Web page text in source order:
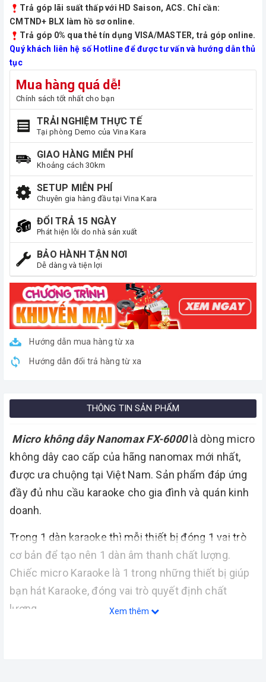
Trả góp lãi suất thấp với HD Saison, ACS. Chỉ cần:
CMTND+ BLX làm hồ sơ online.
Trả góp 0% qua thẻ tín dụng VISA/MASTER, trả góp online.
Quý khách liên hệ số Hotline để được tư vấn và hướng dẫn thủ
tục
Mua hàng quá dễ!
Chính sách tốt nhất cho bạn
TRẢI NGHIỆM THỰC TẾ
Tại phòng Demo của Vina Kara
GIAO HÀNG MIỄN PHÍ
Khoảng cách 30km
SETUP MIỄN PHÍ
Chuyên gia hàng đầu tại Vina Kara
ĐỔI TRẢ 15 NGÀY
Phát hiện lỗi do nhà sản xuất
BẢO HÀNH TẬN NƠI
Dễ dàng và tiện lợi
Hướng dẫn mua hàng từ xa
Hướng dẫn đổi trả hàng từ xa
THÔNG TIN SẢN PHẨM
Micro không dây Nanomax FX-6000là dòng micro
không dây cao cấp của hãng nanomax mới nhất,
được ưa chuộng tại Việt Nam. Sản phẩm đáp ứng
đầy đủ nhu cầu karaoke cho gia đình và quán kinh
doanh.
Trong 1 dàn karaoke thì mỗi thiết bị đóng 1 vai trò
cơ bản để tạo nên 1 dàn âm thanh chất lượng.
Chiếc micro Karaoke là 1 trong những thiết bị giúp
bạn hát Karaoke, đóng vai trò quyết định chất
lượng.
Xem thêm